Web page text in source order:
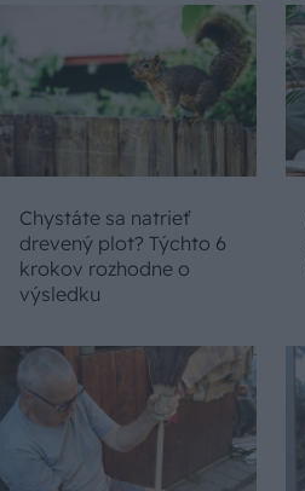
Chystáte sa natrieť
drevený plot? Týchto 6
krokov rozhodne o
výsledku